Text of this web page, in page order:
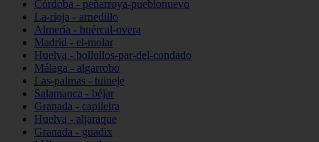
Córdoba - peñarroya-pueblonuevo
La-rioja - arnedillo
Almería - huércal-overa
Madrid - el-molar
Huelva - bollullos-par-del-condado
Málaga - algarrobo
Las-palmas - tuineje
Salamanca - béjar
Granada - capileira
Huelva - aljaraque
Granada - guadix